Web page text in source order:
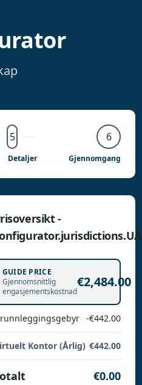
5 6
Detaljer Gjennomgang
-
GUIDE PRICE
Gjennomsnittlig
engasjementskostnad
€2,484.00
-€442.00
Kontor (Årlig) €442.00
€0.00